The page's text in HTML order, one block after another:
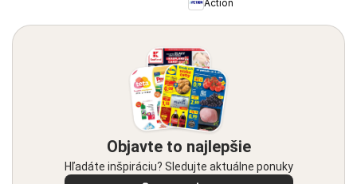
Action
Objavte to najlepšie
Hľadáte inšpiráciu? Sledujte aktuálne ponuky